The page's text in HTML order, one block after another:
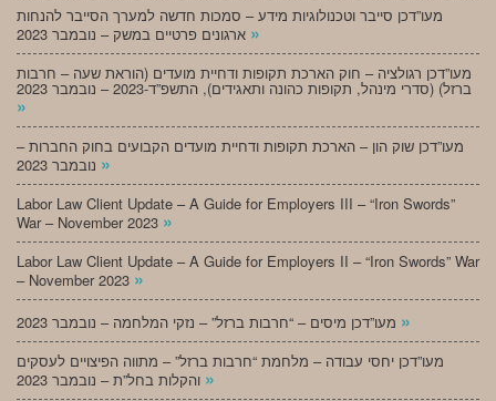
מעו”דכן סייבר וטכנולוגיות מידע – סמכות חדשה למערך הסייבר להנחות
»
מעו”דכן רגולציה – חוק הארכת תקופות ודחיית מועדים (הוראת שעה – חרבות
ברזל) (סדרי מינהל, תקופות כהונה ותאגידים), התשפ”ד-2023 – נובמבר 2023
»
מעו”דכן שוק הון – הארכת תקופות ודחיית מועדים הקבועים בחוק החברות –
»
Labor Law Client Update – A Guide for Employers III – “Iron Swords”
War – November 2023 »
Labor Law Client Update – A Guide for Employers II – “Iron Swords” War
– November 2023 »
»
מעו”דכן יחסי עבודה – מלחמת “חרבות ברזל” – מתווה הפיצויים לעסקים
»